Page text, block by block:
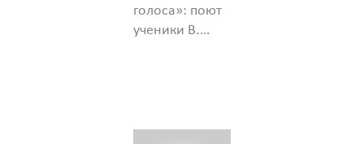
голоса»: поют
ученики В.…